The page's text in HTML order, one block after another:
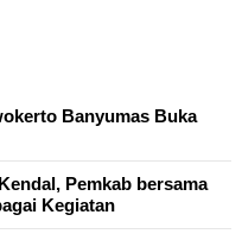
Banyumas Buka
Pemkab bersama
Kegiatan